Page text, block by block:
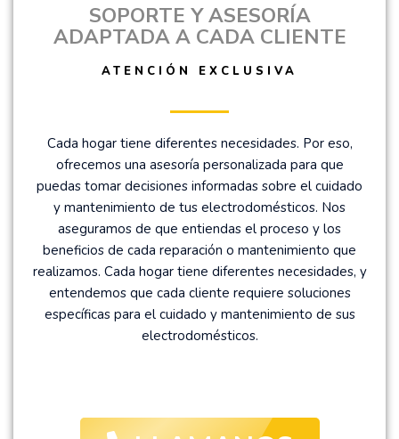
SOPORTE Y ASESORÍA
ADAPTADA A CADA CLIENTE
ATENCIÓN EXCLUSIVA
Cada hogar tiene diferentes necesidades. Por eso,
ofrecemos una asesoría personalizada para que
puedas tomar decisiones informadas sobre el cuidado
y mantenimiento de tus electrodomésticos. Nos
aseguramos de que entiendas el proceso y los
beneficios de cada reparación o mantenimiento que
realizamos. Cada hogar tiene diferentes necesidades, y
entendemos que cada cliente requiere soluciones
específicas para el cuidado y mantenimiento de sus
electrodomésticos.